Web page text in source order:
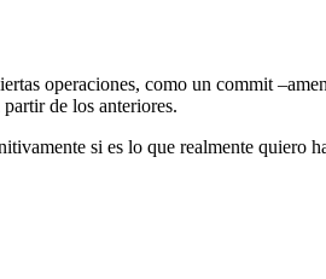
operaciones, como un commit
de los anteriores.
si es lo que realmente quiero